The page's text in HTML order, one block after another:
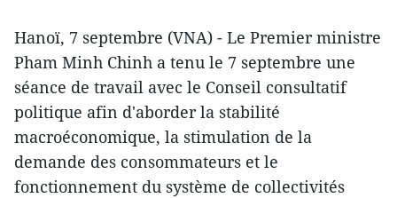
Hanoï, 7 septembre (VNA) - Le Premier ministre
Pham Minh Chinh a tenu le 7 septembre une
séance de travail avec le Conseil consultatif
politique afin d'aborder la stabilité
macroéconomique, la stimulation de la
demande des consommateurs et le
fonctionnement du système de collectivités